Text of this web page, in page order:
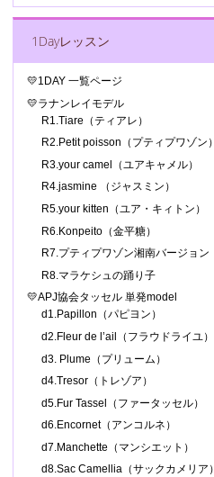
1Dayレッスン
💛1DAY 一覧ページ
💛ラナンレイモデル
R1.Tiare（ティアレ）
R2.Petit poisson（プティプワゾン）
R3.your camel（ユアキャメル）
R4.jasmine （ジャスミン）
R5.your kitten（ユア・キィトン）
R6.Konpeito（金平糖）
R7.プティプワゾン湘南バージョン
R8.マラケシュの踊り子
💛APJ協会タッセル 単発model
d1.Papillon（パピヨン）
d2.Fleur de l’ail（フラウドライユ）
d3. Plume（プリューム）
d4.Tresor（トレゾア）
d5.Fur Tassel（ファータッセル）
d6.Encornet（アンコルネ）
d7.Manchette（マンシエット）
d8.Sac Camellia（サックカメリア）